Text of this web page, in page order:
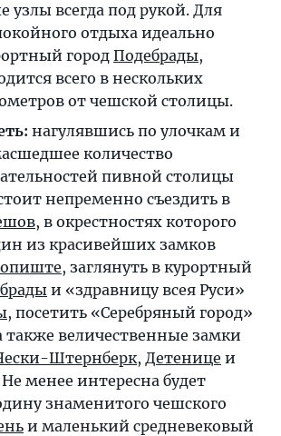
узлы всегда под рукой. Для
отдыха идеально
город Подебрады,
всего в нескольких
от чешской столицы.
нагулявшись по улочкам и
количество
пивной столицы
непременно съездить в
, в окрестностях которого
из красивейших замков
, заглянуть в курортный
и «здравницу всея Руси»
, посетить «Серебряный город»
также величественные замки
Штернберк, Детенице и
Не менее интересна будет
знаменитого чешского
и маленький средневековый